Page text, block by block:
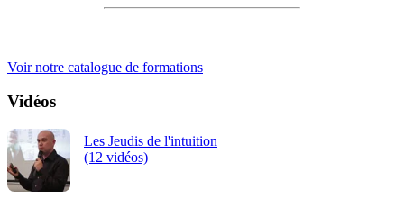
Voir notre catalogue de formations
Vidéos
Les Jeudis de l'intuition
(12 vidéos)